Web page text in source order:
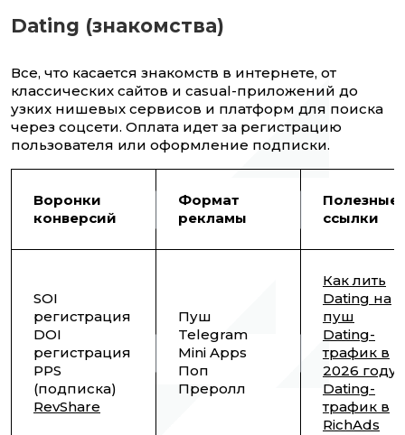
Dating (знакомства)
Все, что касается знакомств в интернете, от
классических сайтов и casual-приложений до
узких нишевых сервисов и платформ для поиска
через соцсети. Оплата идет за регистрацию
пользователя или оформление подписки.
Воронки
конверсий
Формат
рекламы
Полезные
ссылки
SOI
регистрация
DOI
регистрация
PPS
(подписка)
RevShare
Пуш
Telegram
Mini Apps
Поп
Преролл
Как лить
Dating на
пуш
Dating-
трафик в
2026 году
Dating-
трафик в
RichAds